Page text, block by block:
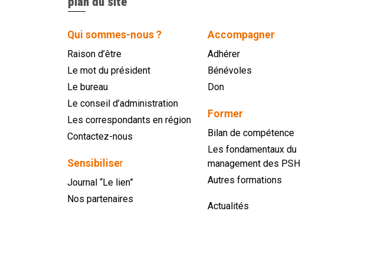
Qui sommes-nous ?
Raison d’être
Le mot du président
Le bureau
Le conseil d’administration
Les correspondants en région
Contactez-nous
Sensibiliser
Journal “Le lien”
Nos partenaires
Accompagner
Adhérer
Bénévoles
Don
Former
Bilan de compétence
Les fondamentaux du
management des PSH
Autres formations
Actualités